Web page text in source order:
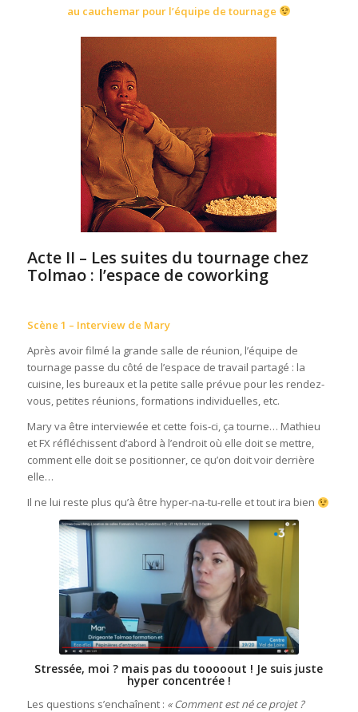
au cauchemar pour l’équipe de tournage
Acte II – Les suites du tournage chez
Tolmao : l’espace de coworking
Scène 1 – Interview de Mary
Après avoir filmé la grande salle de réunion, l’équipe de
tournage passe du côté de l’espace de travail partagé : la
cuisine, les bureaux et la petite salle prévue pour les rendez-
vous, petites réunions, formations individuelles, etc.
Mary va être interviewée et cette fois-ci, ça tourne… Mathieu
et FX réfléchissent d’abord à l’endroit où elle doit se mettre,
comment elle doit se positionner, ce qu’on doit voir derrière
elle…
Il ne lui reste plus qu’à être hyper-na-tu-relle et tout ira bien
Stressée, moi ? mais pas du tooooout ! Je suis juste
hyper concentrée !
Les questions s’enchaînent : « Comment est né ce projet ?